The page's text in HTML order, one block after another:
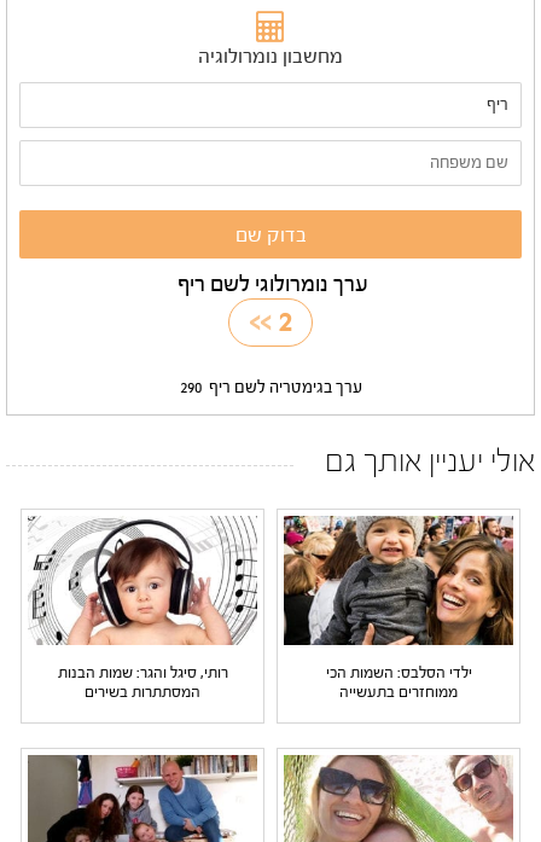
מחשבון נומרולוגיה
ערך נומרולוגי לשם ריף
2
>>
ערך בגימטריה לשם ריף 290
אולי יעניין אותך גם
ילדי הסלבס: השמות הכי
ממוחזרים בתעשייה
רותי, סיגל והגר: שמות הבנות
המסתתרות בשירים